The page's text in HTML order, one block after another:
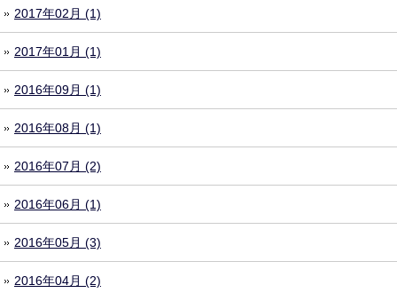
2017年02月 (1)
2017年01月 (1)
2016年09月 (1)
2016年08月 (1)
2016年07月 (2)
2016年06月 (1)
2016年05月 (3)
2016年04月 (2)